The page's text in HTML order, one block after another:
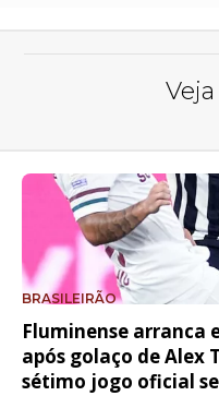
BRASILEIRÃO
Fluminense arranca
após golaço de Alex
sétimo jogo oficial